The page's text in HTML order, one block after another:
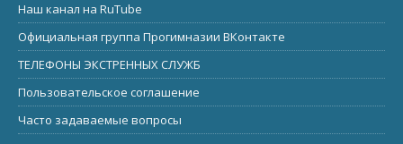
Наш канал на RuTube
Официальная группа Прогимназии ВКонтакте
ТЕЛЕФОНЫ ЭКСТРЕННЫХ СЛУЖБ
Пользовательское соглашение
Часто задаваемые вопросы